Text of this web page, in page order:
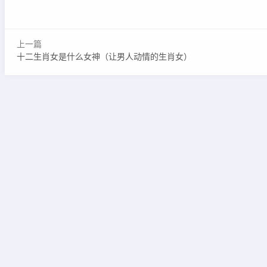
上一篇
十二生肖女是什么女神（让男人动情的生肖女）